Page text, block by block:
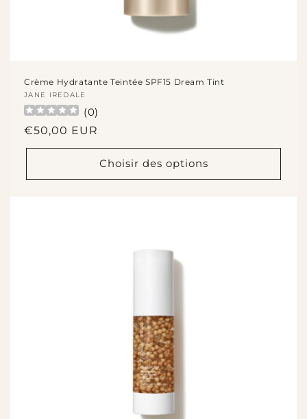
Crème Hydratante Teintée SPF15 Dream Tint
Fournisseur :
JANE IREDALE
(0)
Prix
habituel
€50,00 EUR
Choisir des options